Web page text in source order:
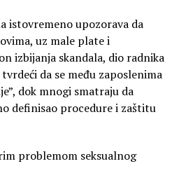
istovremeno upozorava da
uz male plate i
izbijanja skandala, dio radnika
da se među zaposlenima
dok mnogi smatraju da
definisao procedure i zaštitu
problemom seksualnog